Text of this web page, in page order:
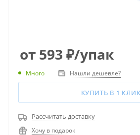
от 593 ₽/упак
Много Нашли дешевле?
КУПИТЬ В 1 КЛИК
Рассчитать доставку
Хочу в подарок